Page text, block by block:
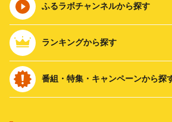
ふるラボチャンネルから探す
ランキングから探す
番組・特集・キャンペーンから探